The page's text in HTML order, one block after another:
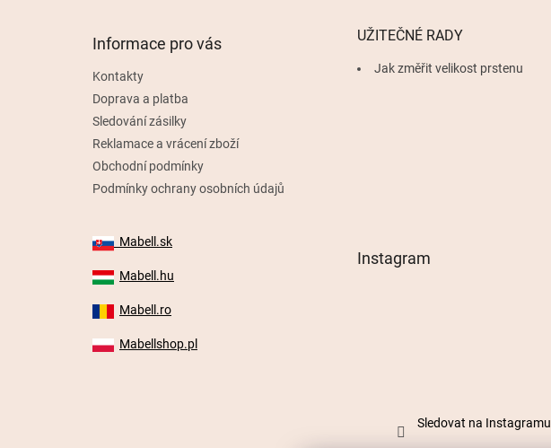
Informace pro vás
Kontakty
Doprava a platba
Sledování zásilky
Reklamace a vrácení zboží
Obchodní podmínky
Podmínky ochrany osobních údajů
UŽITEČNÉ RADY
Jak změřit velikost prstenu
Mabell.sk
Mabell.hu
Mabell.ro
Mabellshop.pl
Instagram
Sledovat na Instagramu